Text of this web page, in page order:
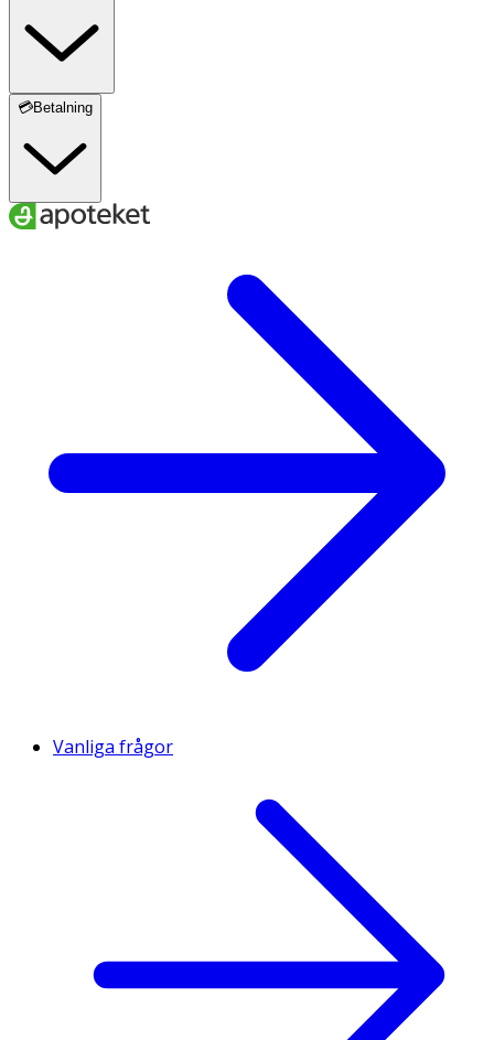
💳Betalning
Vanliga frågor